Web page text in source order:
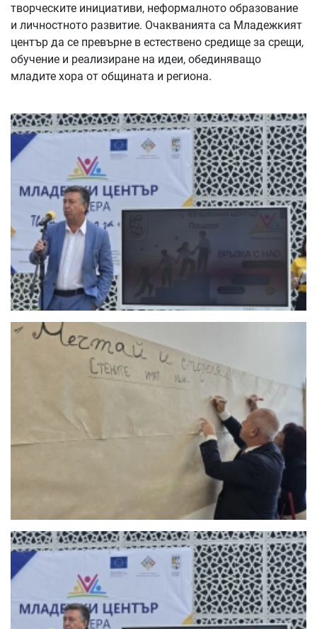
творческите инициативи, неформалното образование
и личностното развитие. Очакванията са Младежкият
център да се превърне в естествено средище за срещи,
обучение и реализиране на идеи, обединяващо
младите хора от общината и региона.